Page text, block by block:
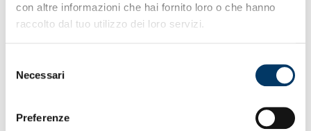
con altre informazioni che hai fornito loro o che hanno
raccolto dal tuo utilizzo dei loro servizi.
delNecessari
Preferenze
• Prevendita Ge-Mi poche centinaia biglietti rimasti